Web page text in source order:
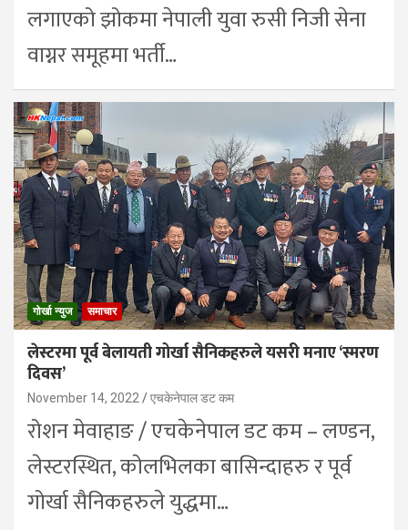
लगाएको झोकमा नेपाली युवा रुसी निजी सेना
वाग्नर समूहमा भर्ती…
गोर्खा न्युज समाचार
लेस्टरमा पूर्व बेलायती गोर्खा सैनिकहरुले यसरी मनाए ‘स्मरण
दिवस’
November 14, 2022 एचकेनेपाल डट कम
रोशन मेवाहाङ / एचकेनेपाल डट कम – लण्डन,
लेस्टरस्थित, कोलभिलका बासिन्दाहरु र पूर्व
गोर्खा सैनिकहरुले युद्धमा…